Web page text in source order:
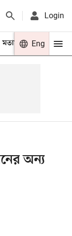
Login
মতামত খেলা
Eng
অন্য